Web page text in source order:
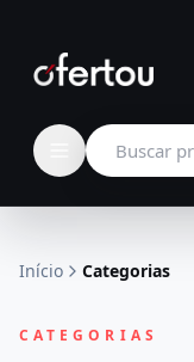
Buscar
Início Categorias
CATEGORIAS